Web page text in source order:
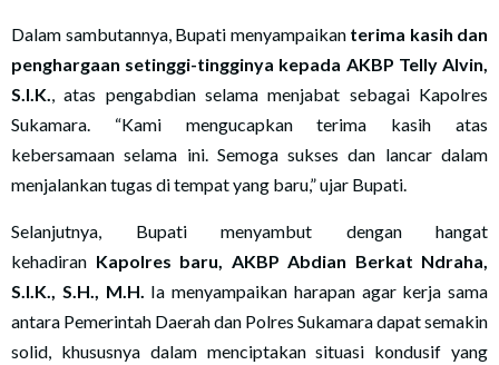
Dalam sambutannya, Bupati menyampaikan terima kasih dan
penghargaan setinggi-tingginya kepada AKBP Telly Alvin,
S.I.K., atas pengabdian selama menjabat sebagai Kapolres
Sukamara. “Kami mengucapkan terima kasih atas
kebersamaan selama ini. Semoga sukses dan lancar dalam
menjalankan tugas di tempat yang baru,” ujar Bupati.
Selanjutnya, Bupati menyambut dengan hangat
kehadiran Kapolres baru, AKBP Abdian Berkat Ndraha,
S.I.K., S.H., M.H. Ia menyampaikan harapan agar kerja sama
antara Pemerintah Daerah dan Polres Sukamara dapat semakin
solid, khususnya dalam menciptakan situasi kondusif yang